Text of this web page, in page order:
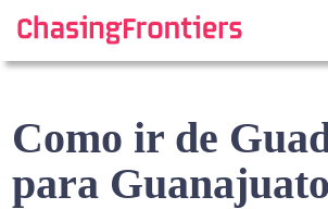
content
Como ir de
para Guanajuato